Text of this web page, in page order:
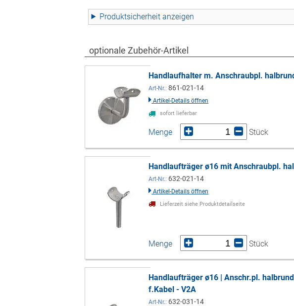
Produktsicherheit
optionale Zubehör-Artikel
Handlaufhalter m. Anschraubpl.
Art-Nr.: 861-021-14
Artikel-Details öffnen
sofort lieferbar
Menge Stück
Handlaufträger ø16 mit Anschraubpl.
Art-Nr.: 632-021-14
Artikel-Details öffnen
Lieferzeit siehe Produktdetailseite
Menge Stück
Handlaufträger ø16 | Anschr.pl.
f.Kabel - V2A
Art-Nr.: 632-031-14